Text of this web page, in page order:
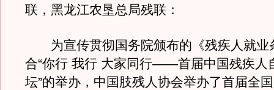
联，黑龙江农垦总局残联：
为宣传贯彻国务院颁布的《残疾人就业
合“你行 我行 大家同行——首届中国残疾人
坛”的举办，中国肢残人协会举办了首届全